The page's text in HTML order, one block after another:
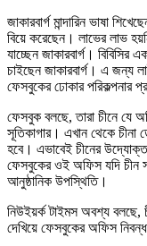
জাকারবার্গ মান্দারিন ভাষা
বিয়ে করেছেন। লাভের লাভ
যাচ্ছেন জাকারবার্গ।
চাইছেন জাকারবার্গ। এ জন্য
ফেসবুকের ঢোকার পরিকল্পনার
ফেসবুক বলছে, তারা চীনে যে
সূতিকাগার। এখান থেকে চীনা
হবে। এভাবেই চীনের
ফেসবুকের ওই অফিস যদি চীন
আনুষ্ঠানিক উপস্থিতি।
নিউইয়র্ক টাইমস অবশ্য বলছে,
দেখিয়ে ফেসবুকের অফিস